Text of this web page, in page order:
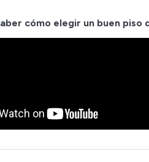
cómo elegir un buen piso